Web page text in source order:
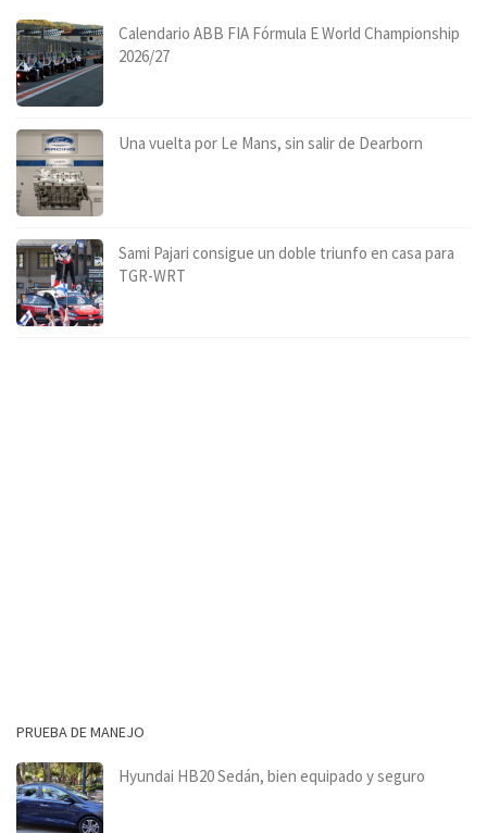
Calendario ABB FIA Fórmula E World Championship
2026/27
Una vuelta por Le Mans, sin salir de Dearborn
Sami Pajari consigue un doble triunfo en casa para
TGR-WRT
PRUEBA DE MANEJO
Hyundai HB20 Sedán, bien equipado y seguro